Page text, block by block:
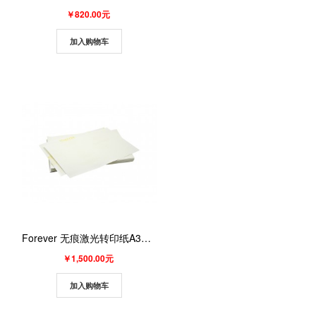
￥820.00元
加入购物车
Forever 无痕激光转印纸A3（深色B面） 100张/包
￥1,500.00元
加入购物车